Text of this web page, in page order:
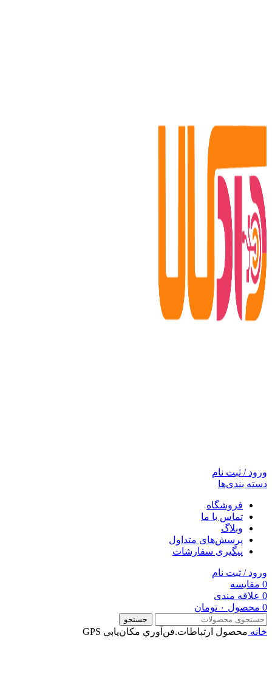
ورود / ثبت نام
دسته بندی‌ها
فروشگاه
تماس با ما
وبلاگ
پرسش‌های متداول
پیگیری سفارشات
ورود / ثبت نام
0 مقایسه
0 علاقه مندی
0 محصول ۰ تومان
جستجو
خانه محصول ارتباطات.فن‌آوري مکان‌يابي GPS